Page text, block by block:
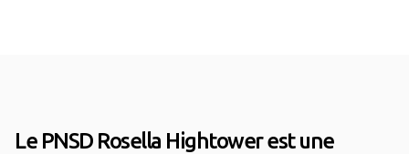
Le PNSD Rosella Hightower est une